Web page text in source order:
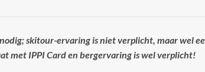
nodig; skitour-ervaring is niet verplicht, maar wel
met IPPI Card en bergervaring is wel verplicht!